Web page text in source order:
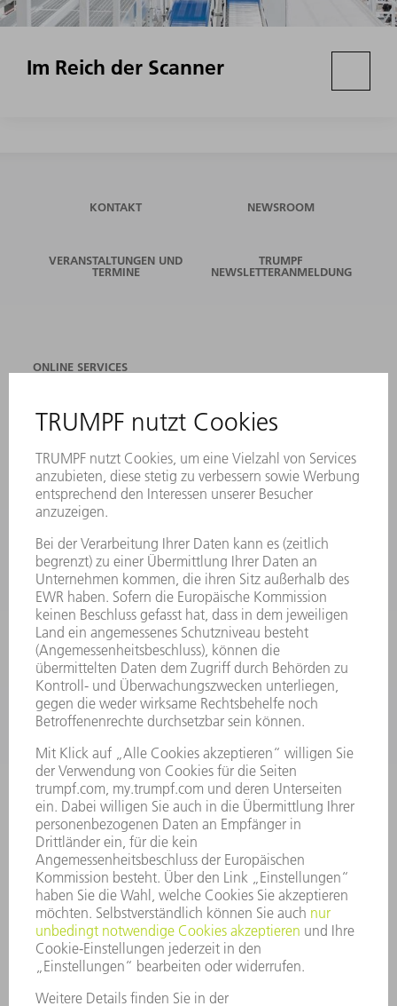
Im Reich der Scanner
KONTAKT NEWSROOM
VERANSTALTUNGEN UND
TERMINE
TRUMPF
NEWSLETTERANMELDUNG
ONLINE SERVICES
STANDORTE
NEWSLETTER-ANMELDUNG
MYTRUMPF
SICHERHEITSDATENBLÄTTER
PRODUKTE
LASER
LEISTUNGSELEKTRONIK
ELEKTROWERKZEUGE
SMART FACTORY
SOFTWARE
SERVICES
ANWENDUNGEN
BRANCHEN
UNTERNEHMEN
KARRIERE
STELLENANGEBOTE
VORSTAND
GESCHÄFTSBERICHT
UNTERNEHMENSGRUNDSÄTZE
COMPLIANCE
HINWEISGEBERSYSTEM
SECURITY
PRESSEMITTEILUNGEN
MAGAZINE
LIEFERANTEN
NACHHALTIGKEIT
UMWELT & KLIMA
SOZIALES & GESELLSCHAFT
UNTERNEHMENSFÜHRUNG